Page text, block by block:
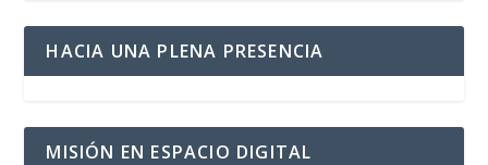
HACIA UNA PLENA PRESENCIA
MISIÓN EN ESPACIO DIGITAL